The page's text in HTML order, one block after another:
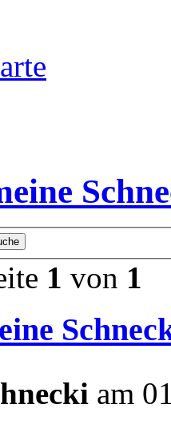
1 von 1
am